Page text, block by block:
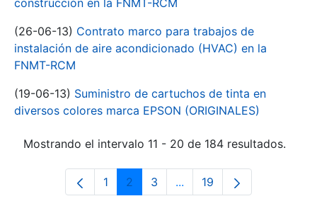
construcción en la FNMT-RCM
(26-06-13) Contrato marco para trabajos de
instalación de aire acondicionado (HVAC) en la
FNMT-RCM
(19-06-13) Suministro de cartuchos de tinta en
diversos colores marca EPSON (ORIGINALES)
Mostrando el intervalo 11 - 20 de 184 resultados.
Página
1 Página
2 Página
3 ...Páginas intermedias Use
Página
19